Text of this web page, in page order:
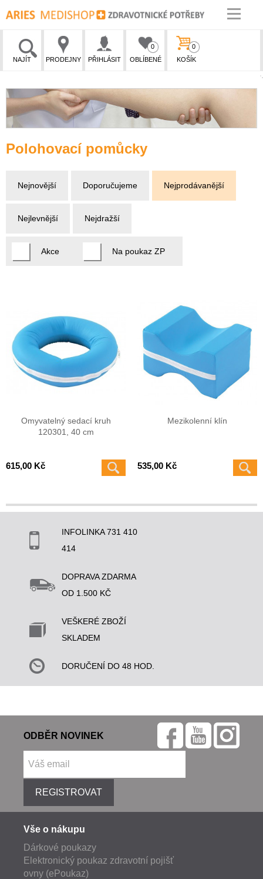
NAJÍT PRODEJNY PŘIHLÁSIT OBLÍBENÉ
0
KOŠÍK
0
Polohovací pomůcky
Nejnovější Doporučujeme Nejprodávanější
Nejlevnější Nejdražší
Akce Na poukaz ZP
Omyvatelný sedací kruh
120301, 40 cm
615,00 Kč
Mezikolenní klín
535,00 Kč
INFOLINKA 731 410
414
DOPRAVA ZDARMA
OD 1.500 KČ
VEŠKERÉ ZBOŽÍ
SKLADEM
DORUČENÍ DO 48 HOD.
ODBĚR NOVINEK
REGISTROVAT
Vše o nákupu
Dárkové poukazy
Elektronický poukaz zdravotní pojišť
ovny (ePoukaz)